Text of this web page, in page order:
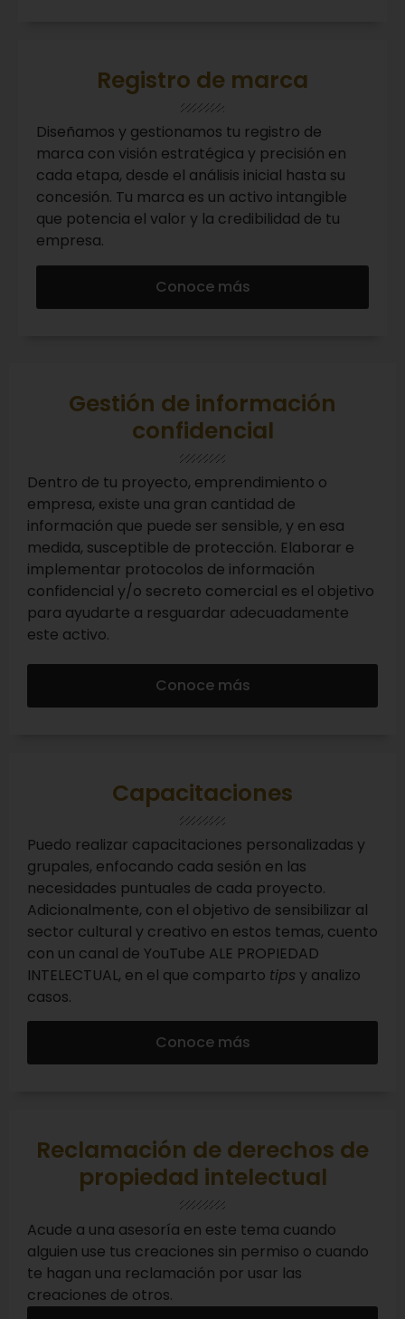
Registro de marca
Diseñamos y gestionamos tu registro de
marca con visión estratégica y precisión en
cada etapa, desde el análisis inicial hasta su
concesión. Tu marca es un activo intangible
que potencia el valor y la credibilidad de tu
empresa.
Conoce más
Gestión de información
confidencial
Dentro de tu proyecto, emprendimiento o
empresa, existe una gran cantidad de
información que puede ser sensible, y en esa
medida, susceptible de protección. Elaborar e
implementar protocolos de información
confidencial y/o secreto comercial es el objetivo
para ayudarte a resguardar adecuadamente
este activo.
Conoce más
Capacitaciones
Puedo realizar capacitaciones personalizadas y
grupales, enfocando cada sesión en las
necesidades puntuales de cada proyecto.
Adicionalmente, con el objetivo de sensibilizar al
sector cultural y creativo en estos temas, cuento
con un canal de YouTube ALE PROPIEDAD
INTELECTUAL, en el que comparto tips y analizo
casos.
Conoce más
Reclamación de derechos de
propiedad intelectual
Acude a una asesoría en este tema cuando
alguien use tus creaciones sin permiso o cuando
te hagan una reclamación por usar las
creaciones de otros.